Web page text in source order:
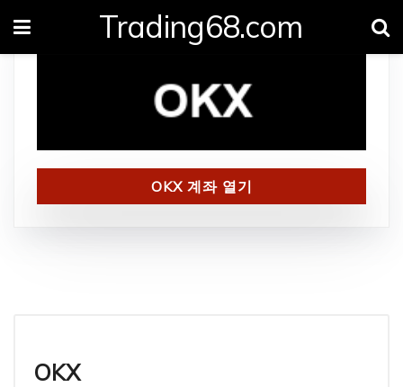
Trading68.com
OKX 계좌 열기
OKX